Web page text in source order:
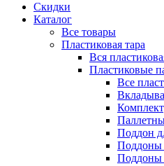
Скидки
Каталог
Все товары
Пластиковая тара
Вся
Пластиковые
Все
Поддон
Поддоны
Поддоны